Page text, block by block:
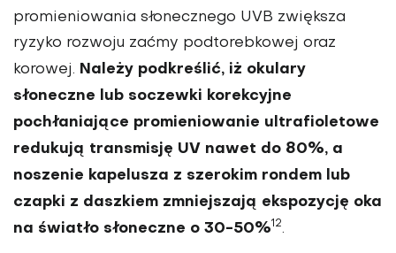
promieniowania słonecznego UVB zwiększa
ryzyko rozwoju zaćmy pod­torebkowej oraz
korowej. Należy podkreślić, iż okulary
słoneczne lub soczewki ko­rekcyjne
pochłaniające pro­mieniowanie ultrafioletowe
redukują transmisję UV nawet do 80%, a
noszenie kapelusza z szerokim rondem lub
czapki z daszkiem zmniejszają ekspozycję oka
na światło słoneczne o 30-50%12.